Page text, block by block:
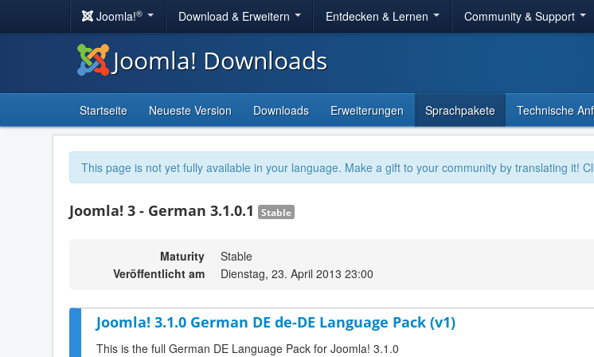
Joomla!® Download & Erweitern Entdecken & Lernen Community & Support
Joomla! Downloads
Startseite Neueste Version Downloads Erweiterungen Sprachpakete Technische
This page is not yet fully available in your language. Make a gift to your community by translating it!
Joomla! 3 - German 3.1.0.1 Stable
Maturity
Stable
Veröffentlicht am
Dienstag, 23. April 2013 23:00
Joomla! 3.1.0 German DE de-DE Language Pack (v1)
This is the full German DE Language Pack for Joomla! 3.1.0